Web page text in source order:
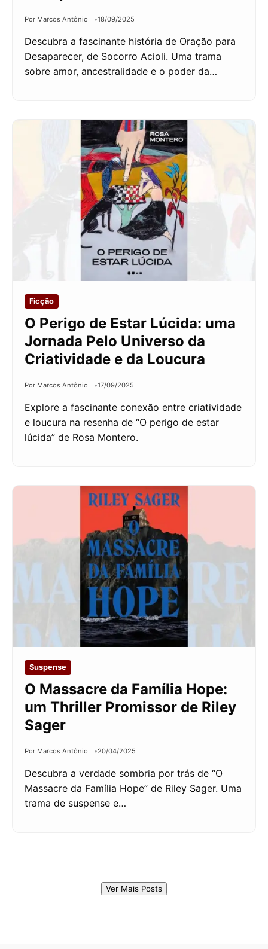
Por Marcos Antônio 18/09/2025
Descubra a fascinante história de Oração para
Desaparecer, de Socorro Acioli. Uma trama
sobre amor, ancestralidade e o poder da…
Ficção
O Perigo de Estar Lúcida: uma
Jornada Pelo Universo da
Criatividade e da Loucura
Por Marcos Antônio 17/09/2025
Explore a fascinante conexão entre criatividade
e loucura na resenha de “O perigo de estar
lúcida” de Rosa Montero.
Suspense
O Massacre da Família Hope:
um Thriller Promissor de Riley
Sager
Por Marcos Antônio 20/04/2025
Descubra a verdade sombria por trás de “O
Massacre da Família Hope” de Riley Sager. Uma
trama de suspense e…
Ver Mais Posts